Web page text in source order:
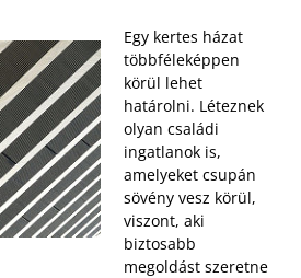
Egy kertes házat
többféleképpen
körül lehet
határolni. Léteznek
olyan családi
ingatlanok is,
amelyeket csupán
sövény vesz körül,
viszont, aki
biztosabb
megoldást szeretne